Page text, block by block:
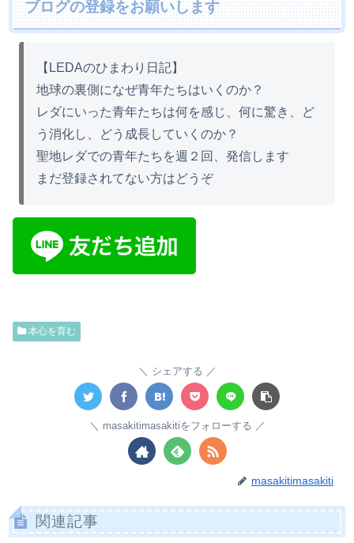
ブログの登録をお願いします
【LEDAのひまわり日記】
地球の裏側になぜ青年たちはいくのか？
レダにいった青年たちは何を感じ、何に驚き、ど
う消化し、どう成長していくのか？
聖地レダでの青年たちを週２回、発信します
まだ登録されてない方はどうぞ
本心を育む
シェアする
masakitimasakitiをフォローする
masakitimasakiti
関連記事